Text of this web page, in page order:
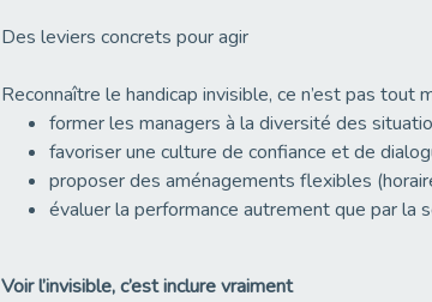
Des leviers concrets pour agir
Reconnaître le handicap invisible, ce n’est pas tout
former les managers à la diversité des
favoriser une culture de confiance et de
proposer des aménagements flexibles
évaluer la performance autrement que par la
Voir l’invisible, c’est inclure vraiment